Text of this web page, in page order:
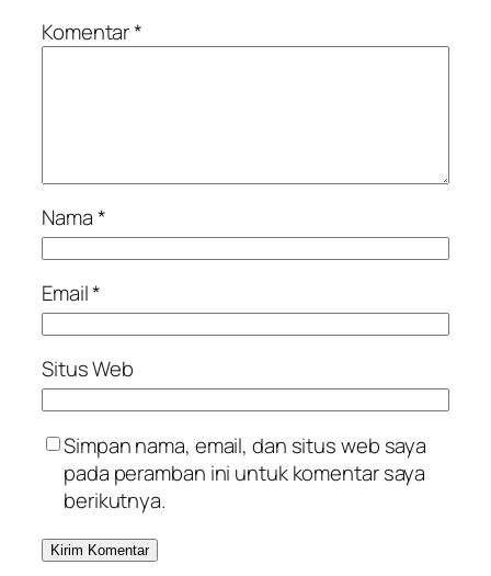
Komentar*
Nama*
Email*
Situs Web
Simpan nama, email, dan situs web saya
pada peramban ini untuk komentar saya
berikutnya.